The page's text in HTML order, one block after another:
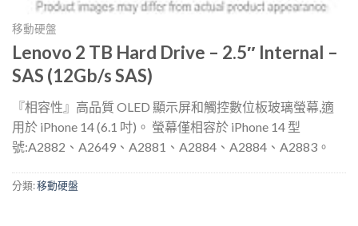
移動硬盤
Lenovo 2 TB Hard Drive – 2.5″ Internal –
SAS (12Gb/s SAS)
『相容性』高品質 OLED 顯示屏和觸控數位板玻璃螢幕,適
用於 iPhone 14 (6.1 吋)。 螢幕僅相容於 iPhone 14 型
號:A2882、A2649、A2881、A2884、A2884、A2883。
分類:移動硬盤